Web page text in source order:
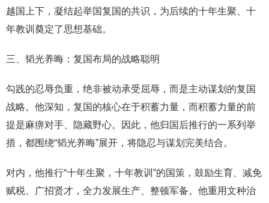
越国上下，凝结起举国复国的共识，为后续的十年生聚、十
年教训奠定了思想基础。
三、韬光养晦：复国布局的战略聪明
勾践的忍辱负重，绝非被动承受屈辱，而是主动谋划的复国
战略。他深知，复国的核心在于积蓄力量，而积蓄力量的前
提是麻痹对手、隐藏野心。因此，他归国后推行的一系列举
措，都围绕“韬光养晦”展开，将隐忍与谋划完美结合。
对内，他推行“十年生聚，十年教训”的国策，鼓励生育、减免
赋税、广招贤才，全力发展生产、整顿军备。他重用文种治